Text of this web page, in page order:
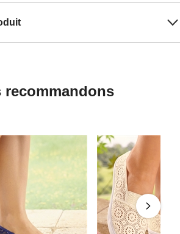
recommandons